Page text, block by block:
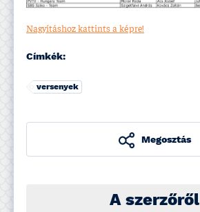
Nagyí­táshoz kattints a képre!
Címkék:
versenyek
Megosztás
A szerzőről